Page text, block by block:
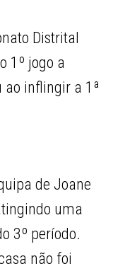
Distrital
1º jogo a
ao inflingir a 1ª
de Joane
uma
3º período.
não foi